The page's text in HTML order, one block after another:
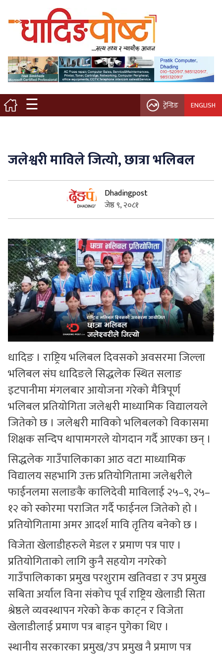
☰
मुख्य पृष्ठ
स्थानीय समाचार
विचार / ब्लग
नगर/गाउँ पालिका
प्रवास
सुचनाहरु
स्वास्थ्य
भिडियो
ट्रेन्डिङ ENGLISH
जलेश्वरी माविले जित्यो, छात्रा भलिबल
Dhadingpost
जेष्ठ ९, २०८१
धादिङ । राष्ट्रिय भलिबल दिवसको अवसरमा जिल्ला
भलिबल संघ धादिङले सिद्धलेक स्थित सलाङ
इटपानीमा मंगलबार आयोजना गरेको मैत्रिपूर्ण
भलिबल प्रतियोगिता जलेश्वरी माध्यामिक विद्यालयले
जितेको छ । जलेश्वरी माविको भलिबलको विकासमा
शिक्षक सन्दिप थापामगरले योगदान गर्दै आएका छन् ।
सिद्धलेक गाउँपालिकाका आठ वटा माध्यामिक
विद्यालय सहभागि उक्त प्रतियोगितामा जलेश्वरीले
फाईनलमा सलाङकै कालिदेवी माविलाई २५–९, २५–
१२ को स्कोरमा पराजित गर्दै फाईनल जितेको हो ।
प्रतियोगितामा अमर आदर्श मावि तृतिय बनेको छ ।
विजेता खेलाडीहरुले मेडल र प्रमाण पत्र पाए ।
प्रतियोगिताको लागि कुनै सहयोग नगरेको
गाउँपालिकाका प्रमुख परशुराम खतिवडा र उप प्रमुख
सबिता अर्याल विना संकोच पूर्व राष्ट्रिय खेलाडी सिता
श्रेष्ठले व्यवस्थापन गरेको केक काट्न र विजेता
खेलाडीलाई प्रमाण पत्र बाड्न पुगेका थिए ।
स्थानीय सरकारका प्रमुख/उप प्रमुख नै प्रमाण पत्र